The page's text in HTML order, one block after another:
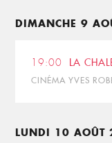
DIMANCHE 9
19:00 LA
CINÉMA YVES
LUNDI 10 AOÛT